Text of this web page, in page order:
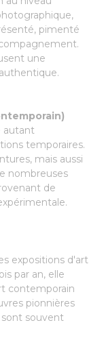
pimenté
une
autant
temporaires.
mais aussi
nombreuses
de
expositions d'art
par an, elle
contemporain
pionnières
souvent